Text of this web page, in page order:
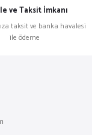
ve Taksit İmkanı
taksit ve banka havalesi
ile ödeme